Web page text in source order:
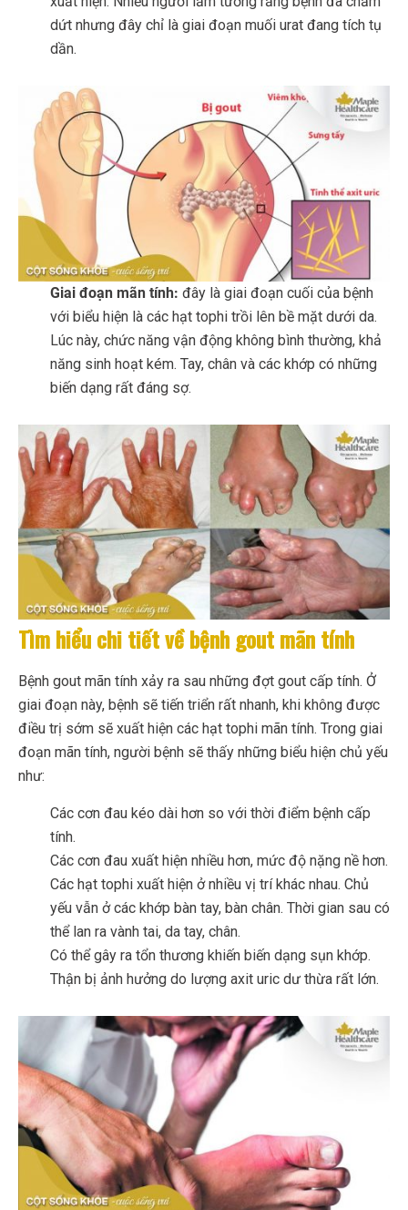
dứt nhưng đây chỉ là giai đoạn muối urat đang tích tụ
dần.
Giai đoạn mãn tính: đây là giai đoạn cuối của bệnh
với biểu hiện là các hạt tophi trồi lên bề mặt dưới da.
Lúc này, chức năng vận động không bình thường, khả
năng sinh hoạt kém. Tay, chân và các khớp có những
biến dạng rất đáng sợ.
Tìm hiểu chi tiết về bệnh gout mãn tính
Bệnh gout mãn tính xảy ra sau những đợt gout cấp tính. Ở
giai đoạn này, bệnh sẽ tiến triển rất nhanh, khi không được
điều trị sớm sẽ xuất hiện các hạt tophi mãn tính. Trong giai
đoạn mãn tính, người bệnh sẽ thấy những biểu hiện chủ yếu
như:
Các cơn đau kéo dài hơn so với thời điểm bệnh cấp
tính.
Các cơn đau xuất hiện nhiều hơn, mức độ nặng nề hơn.
Các hạt tophi xuất hiện ở nhiều vị trí khác nhau. Chủ
yếu vẫn ở các khớp bàn tay, bàn chân. Thời gian sau có
thể lan ra vành tai, da tay, chân.
Có thể gây ra tổn thương khiến biến dạng sụn khớp.
Thận bị ảnh hưởng do lượng axit uric dư thừa rất lớn.